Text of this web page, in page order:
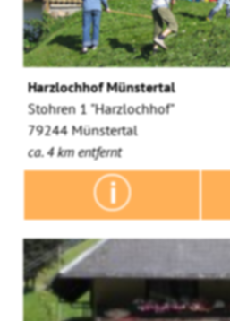
Harzlochhof Münstertal
Stohren 1 "Harzlochhof"
79244 Münstertal
ca. 4 km entfernt